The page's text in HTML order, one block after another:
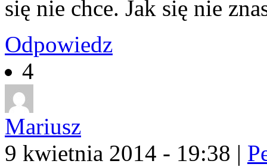
się nie chce. Jak się nie
Odpowiedz
4
Mariusz
9 kwietnia 2014 - 19:38 |